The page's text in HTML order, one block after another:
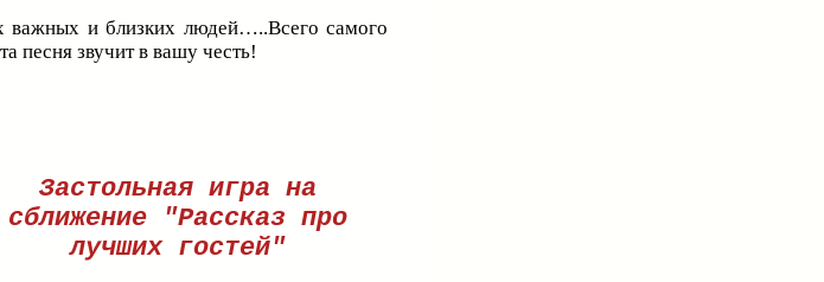
и близких людей…..Всего самого
песня звучит в вашу честь!
Застольная игра на
сближение "Рассказ про
лучших гостей"